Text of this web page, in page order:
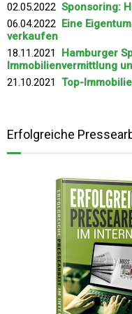
02.05.2022 Sponsoring:
06.04.2022 Eine
verkaufen
18.11.2021 Hamburger
Immobilienvermittlung
21.10.2021 Top-
Erfolgreiche